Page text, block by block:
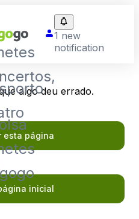
1 new
notification
algo deu errado.
esta página
inicial